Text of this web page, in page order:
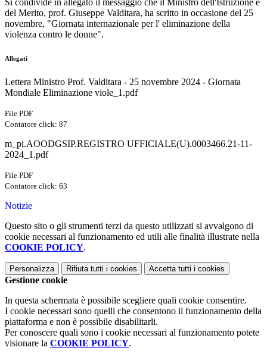
Si condivide in allegato il messaggio che il Ministro dell'Istruzione e
del Merito, prof. Giuseppe Valditara, ha scritto in occasione del 25
novembre, "Giornata internazionale per l' eliminazione della
violenza contro le donne".
Allegati
Lettera Ministro Prof. Valditara - 25 novembre 2024 - Giornata
Mondiale Eliminazione viole_1.pdf
File PDF
Contatore click: 87
m_pi.AOODGSIP.REGISTRO UFFICIALE(U).0003466.21-11-
2024_1.pdf
File PDF
Contatore click: 63
Notizie
Questo sito o gli strumenti terzi da questo utilizzati si avvalgono di
cookie necessari al funzionamento ed utili alle finalità illustrate nella
COOKIE POLICY.
Personalizza Rifiuta tutti i cookies Accetta tutti i cookies
Gestione cookie
In questa schermata è possibile scegliere quali cookie consentire.
I cookie necessari sono quelli che consentono il funzionamento della
piattaforma e non è possibile disabilitarli.
Per conoscere quali sono i cookie necessari al funzionamento potete
visionare la COOKIE POLICY.